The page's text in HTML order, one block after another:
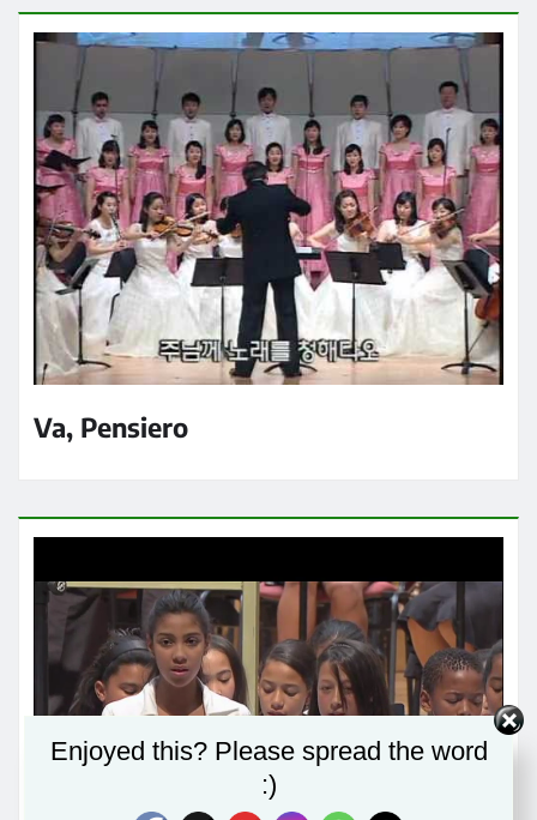
Va, Pensiero
Enjoyed this? Please spread the word
:)